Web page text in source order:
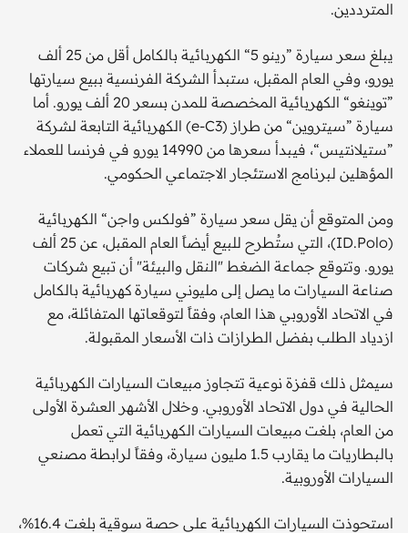
المترددين.
يبلغ سعر سيارة ”رينو 5“ الكهربائية بالكامل أقل من 25 ألف
يورو، وفي العام المقبل، ستبدأ الشركة الفرنسية ببيع سيارتها
”توينغو“ الكهربائية المخصصة للمدن بسعر 20 ألف يورو. أما
سيارة ”سيتروين“ من طراز (e-C3) الكهربائية التابعة لشركة
”ستيلانتيس“، فيبدأ سعرها من 14990 يورو في فرنسا للعملاء
المؤهلين لبرنامج الاستئجار الاجتماعي الحكومي.
ومن المتوقع أن يقل سعر سيارة ”فولكس واجن“ الكهربائية
(ID.Polo)، التي ستُطرح للبيع أيضاً العام المقبل، عن 25 ألف
يورو. وتتوقع جماعة الضغط "النقل والبيئة" أن تبيع شركات
صناعة السيارات ما يصل إلى مليوني سيارة كهربائية بالكامل
في الاتحاد الأوروبي هذا العام، وفقاً لتوقعاتها المتفائلة، مع
ازدياد الطلب بفضل الطرازات ذات الأسعار المقبولة.
سيمثل ذلك قفزة نوعية تتجاوز مبيعات السيارات الكهربائية
الحالية في دول الاتحاد الأوروبي. وخلال الأشهر العشرة الأولى
من العام، بلغت مبيعات السيارات الكهربائية التي تعمل
بالبطاريات ما يقارب 1.5 مليون سيارة، وفقاً لرابطة مصنعي
السيارات الأوروبية.
استحوذت السيارات الكهربائية على حصة سوقية بلغت 16.4%،